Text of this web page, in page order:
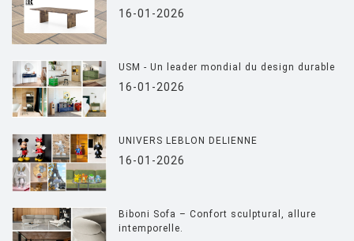
16-01-2026
USM - Un leader mondial du design durable
16-01-2026
UNIVERS LEBLON DELIENNE
16-01-2026
Biboni Sofa – Confort sculptural, allure
intemporelle.